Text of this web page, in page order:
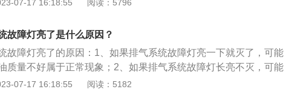
适质量等级的润滑油；3、定期清理水箱；4、定期空气滤清器、
汽油滤清器；5、保持曲轴箱通风良好定期清洗；6、定期清洗燃油
07-17 16:18:55 阅读：5796
故障灯亮了是什么原因？
故障灯亮了的原因：1、如果排气系统故障灯亮一下就灭了，可能
质量不好属于正常现象；2、如果排气系统故障灯长亮不灭，可能
机或者三元催化器出现问题，此时要去修理厂或者4s店找专业人士
07-17 16:18:55 阅读：5182